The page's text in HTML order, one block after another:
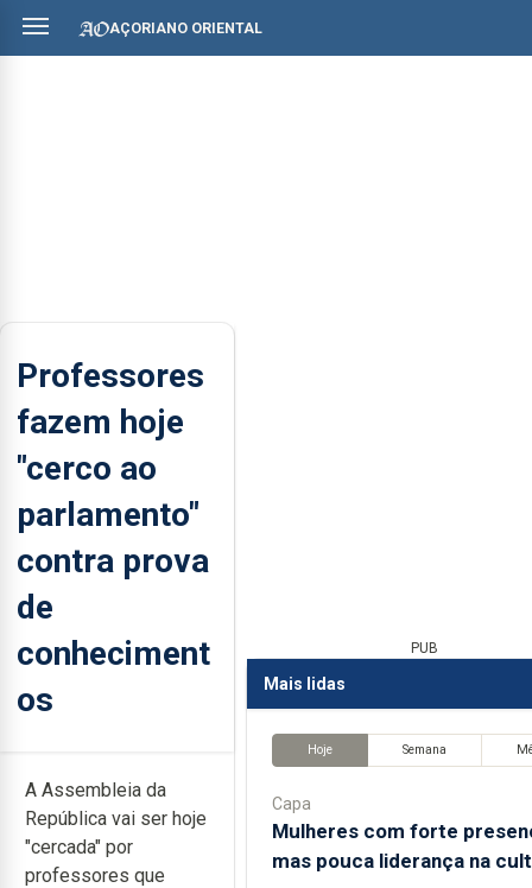
AÇORIANO ORIENTAL
Professores
fazem hoje
"cerco ao
parlamento"
contra prova
de
conheciment
os
A Assembleia da
República vai ser hoje
"cercada" por
professores que
PUB
Mais lidas
Hoje Semana
Capa
Mulheres com forte
mas pouca liderança na